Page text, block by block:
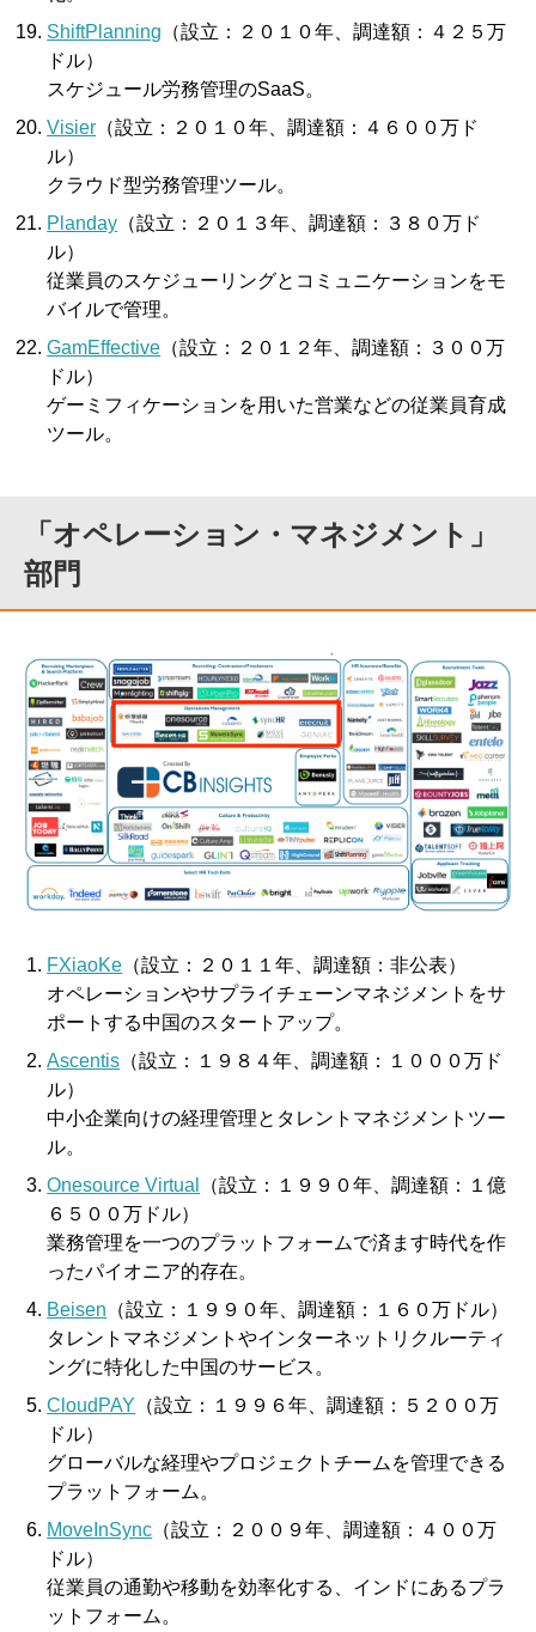
ShiftPlanning （設立：２０１０年、調達額：４２５万
ドル）
スケジュール労務管理のSaaS。
Visier （設立：２０１０年、調達額：４６００万ド
ル）
クラウド型労務管理ツール。
Planday （設立：２０１３年、調達額：３８０万ド
ル）
従業員のスケジューリングとコミュニケーションをモ
バイルで管理。
GamEffective （設立：２０１２年、調達額：３００万
ドル）
ゲーミフィケーションを用いた営業などの従業員育成
ツール。
「オペレーション・マネジメント」
部門
FXiaoKe （設立：２０１１年、調達額：非公表）
オペレーションやサプライチェーンマネジメントをサ
ポートする中国のスタートアップ。
Ascentis （設立：１９８４年、調達額：１０００万ド
ル）
中小企業向けの経理管理とタレントマネジメントツー
ル。
Onesource Virtual
（設立：１９９０年、調達額：１億
６５００万ドル）
業務管理を一つのプラットフォームで済ます時代を作
ったパイオニア的存在。
Beisen （設立：１９９０年、調達額：１６０万ドル）
タレントマネジメントやインターネットリクルーティ
ングに特化した中国のサービス。
CloudPAY （設立：１９９６年、調達額：５２００万
ドル）
グローバルな経理やプロジェクトチームを管理できる
プラットフォーム。
MoveInSync （設立：２００９年、調達額：４００万
ドル）
従業員の通勤や移動を効率化する、インドにあるプラ
ットフォーム。